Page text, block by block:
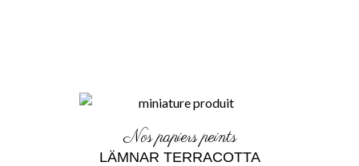
Nos papiers peints
LÄMNAR TERRACOTTA